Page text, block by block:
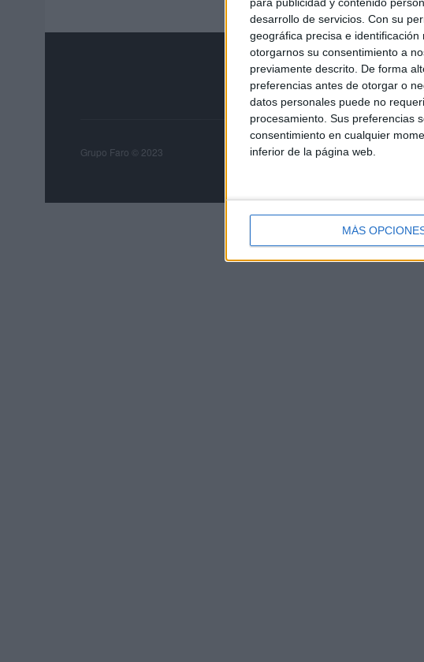
para publicidad y contenido
desarrollo de servicios. Con su
geográfica precisa e
otorgarnos su consentimiento a
previamente descrito. De forma
preferencias antes de otorgar o
datos personales puede no
procesamiento. Sus preferencias
consentimiento en cualquier
inferior de la página web.
MÁS
Grupo Faro Publicidad Contacto
Grupo Faro © 2023